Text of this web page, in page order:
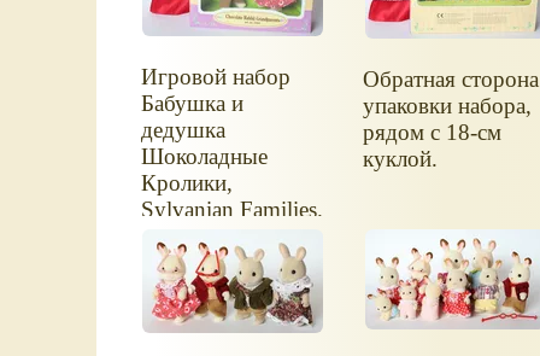
Игровой набор
Бабушка и
дедушка
Шоколадные
Кролики,
Sylvanian Families.
Название набора -
Chocolate Rabbit
Grandparents,
Sylvanian Families
Обратная сторона
упаковки набора,
рядом с 18-см
куклой.